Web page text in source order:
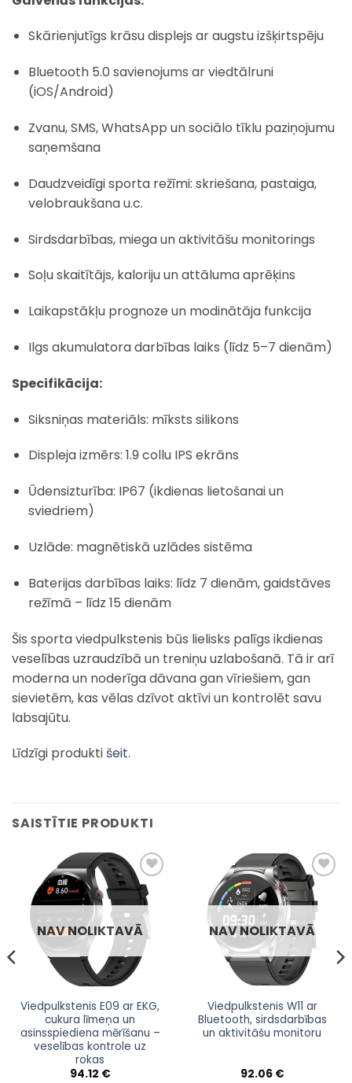
Skārienjutīgs krāsu displejs ar augstu izšķirtspēju
Bluetooth 5.0 savienojums ar viedtālruni
(iOS/Android)
Zvanu, SMS, WhatsApp un sociālo tīklu paziņojumu
saņemšana
Daudzveidīgi sporta režīmi: skriešana, pastaiga,
velobraukšana u.c.
Sirdsdarbības, miega un aktivitāšu monitorings
Soļu skaitītājs, kaloriju un attāluma aprēķins
Laikapstākļu prognoze un modinātāja funkcija
Ilgs akumulatora darbības laiks (līdz 5–7 dienām)
Specifikācija:
Siksniņas materiāls: mīksts silikons
Displeja izmērs: 1.9 collu IPS ekrāns
Ūdensizturība: IP67 (ikdienas lietošanai un
sviedriem)
Uzlāde: magnētiskā uzlādes sistēma
Baterijas darbības laiks: līdz 7 dienām, gaidstāves
režīmā – līdz 15 dienām
Šis sporta viedpulkstenis būs lielisks palīgs ikdienas
veselības uzraudzībā un treniņu uzlabošanā. Tā ir arī
moderna un noderīga dāvana gan vīriešiem, gan
sievietēm, kas vēlas dzīvot aktīvi un kontrolēt savu
labsajūtu.
Līdzīgi produkti šeit.
SAISTĪTIE PRODUKTI
Pievienot
sarakstam
NAV NOLIKTAVĀ
Viedpulkstenis E09 ar EKG,
cukura līmeņa un
asinsspiediena mērīšanu –
veselības kontrole uz
rokas
94.12 €
Pievienot
sarakstam
NAV NOLIKTAVĀ
Viedpulkstenis W11 ar
Bluetooth, sirdsdarbības
un aktivitāšu monitoru
92.06 €